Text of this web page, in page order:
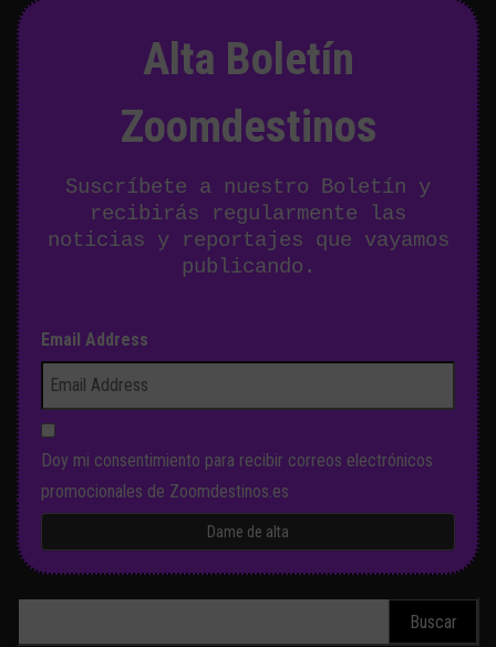
Alta Boletín
Zoomdestinos
Suscríbete a nuestro Boletín y
recibirás regularmente las
noticias y reportajes que vayamos
publicando.
Email Address
Doy mi consentimiento para recibir correos electrónicos
promocionales de Zoomdestinos.es